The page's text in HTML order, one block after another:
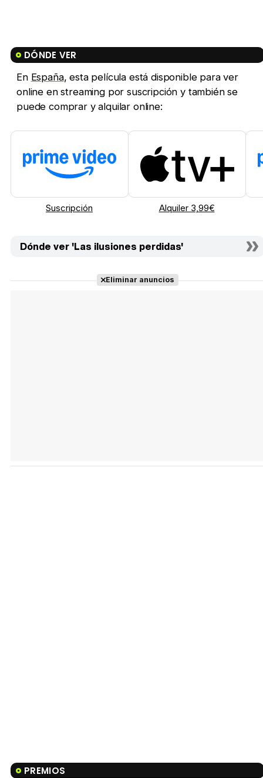
DÓNDE VER
En España, esta película está disponible para ver
online en streaming por suscripción y también se
puede comprar y alquilar online:
Suscripción Alquiler 3,99€
Dónde ver 'Las ilusiones perdidas'
Eliminar anuncios
PREMIOS